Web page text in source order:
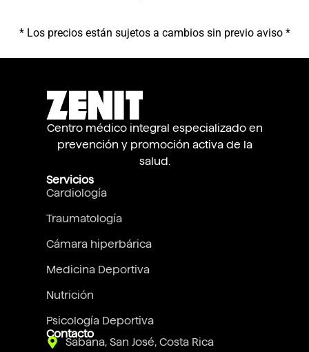
* Los precios están sujetos a cambios sin previo aviso *
Centro médico integral especializado en
prevención y promoción activa de la
salud.
Servicios
Cardiología
Traumatología
Cámara hiperbárica
Medicina Deportiva
Nutrición
Psicología Deportiva
Contacto
Sabana, San José, Costa Rica